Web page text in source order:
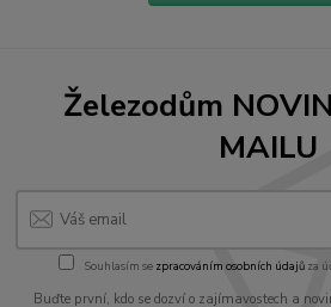
Železodům
MAILU
Souhlasím se zpracováním osobních údajůza
Buďte první, kdo se dozví o zajímavostech a